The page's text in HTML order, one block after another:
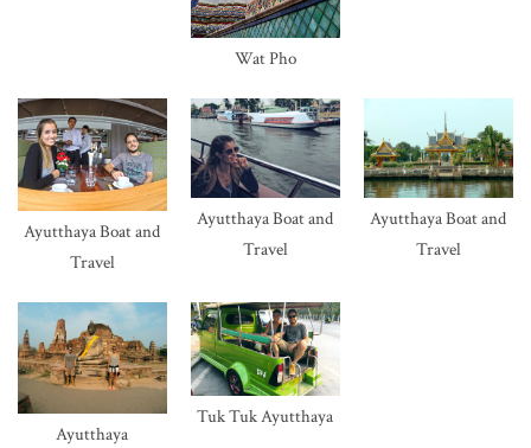
Wat Pho
Ayutthaya Boat and
Travel
Ayutthaya Boat and
Travel
Ayutthaya Boat and
Travel
Ayutthaya
Tuk Tuk Ayutthaya